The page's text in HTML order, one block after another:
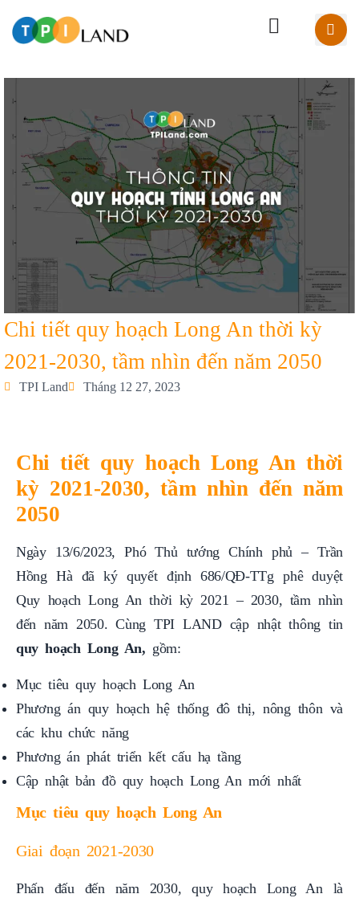
Chi tiết quy hoạch Long An thời kỳ
2021-2030, tầm nhìn đến năm 2050
TPI Land Tháng 12 27, 2023
Chi tiết quy hoạch Long An thời
kỳ 2021-2030, tầm nhìn đến năm
2050
Ngày 13/6/2023, Phó Thủ tướng Chính phủ – Trần
Hồng Hà đã ký quyết định 686/QĐ-TTg phê duyệt
Quy hoạch Long An thời kỳ 2021 – 2030, tầm nhìn
đến năm 2050. Cùng TPI LAND cập nhật thông tin
quy hoạch Long An, gồm:
Mục tiêu quy hoạch Long An
Phương án quy hoạch hệ thống đô thị, nông thôn và
các khu chức năng
Phương án phát triển kết cấu hạ tầng
Cập nhật bản đồ quy hoạch Long An mới nhất
Mục tiêu quy hoạch Long An
Giai đoạn 2021-2030
Phấn đấu đến năm 2030, quy hoạch Long An là